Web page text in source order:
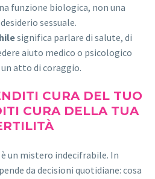
funzione biologica, non una
sessuale.
significa parlare di salute, di
aiuto medico o psicologico
atto di coraggio.
CURA DEL TUO
CURA DELLA TUA
un mistero indecifrabile. In
da decisioni quotidiane: cosa